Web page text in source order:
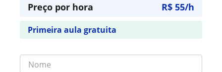
Preço por hora R$ 55/h
Primeira aula gratuita